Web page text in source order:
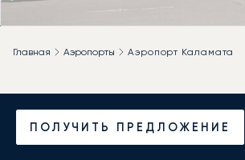
ПОЛУЧИТЬ ПРЕДЛОЖЕНИЕ
Главная Аэропорты Аэропорт Каламата
Частный
аэропорт